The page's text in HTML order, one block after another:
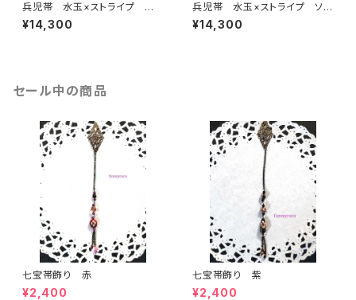
兵児帯 水玉×ストライプ 赤×
黒(リバーシブル)
¥14,300
兵児帯 水玉×ストライプ ソフ
トピンク(リバーシブル)
¥14,300
セール中の商品
七宝帯飾り 赤
¥2,400
七宝帯飾り 紫
¥2,400